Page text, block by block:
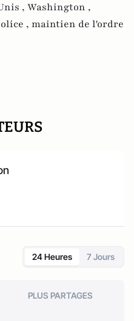
, Washington ,
, maintien de l'ordre
24 Heures 7 Jours
PLUS PARTAGES